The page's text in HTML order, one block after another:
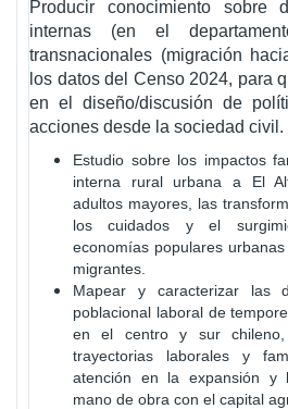
Producir conocimiento sobre
internas (en el
transnacionales (migración
los datos del Censo 2024, para
en el diseño/discusión de
acciones desde la sociedad civil.
Estudio sobre los impactos
interna rural urbana a El
adultos mayores, las
los cuidados y el
economías populares
migrantes.
Mapear y caracterizar las
poblacional laboral de
en el centro y sur
trayectorias laborales y
atención en la expansión y
mano de obra con el capital